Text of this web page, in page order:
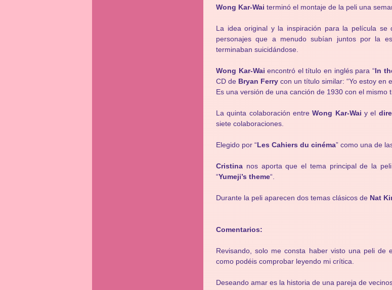
Wong Kar-Wai terminó el montaje de la peli una
La idea original y la inspiración para la película se
personajes que a menudo subían juntos por la
terminaban suicidándose.
Wong Kar-Wai encontró el título en inglés para “In
CD de Bryan Ferry con un título similar: “Yo estoy en
Es una versión de una canción de 1930 con el mismo
La quinta colaboración entreWong Kar-Wai y el
siete colaboraciones.
Elegido por “Les Cahiers du cinéma” como una de
Cristina nos aporta que el tema principal de la
“Yumeji’s theme“.
Durante la peli aparecen dos temas clásicos de Nat
Comentarios:
Revisando, solo me consta haber visto una peli de
como podéis comprobar leyendo mi crítica.
Deseando amar es la historia de una pareja de